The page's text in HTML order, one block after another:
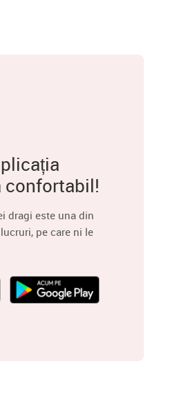
confortabil!
dragi este una din
pe care ni le